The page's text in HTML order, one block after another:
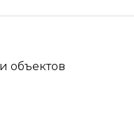
объектов